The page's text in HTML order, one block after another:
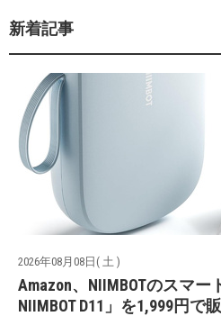
新着記事
2026年08月08日( 土 )
Amazon、NIIMBOTのスマ
NIIMBOT D11」を1,999円で